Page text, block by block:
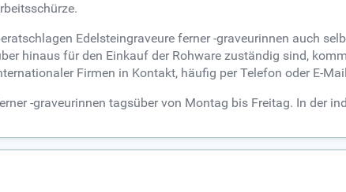
Edelsteingraveure ferner -graveurinnen auch
hinaus für den Einkauf der Rohware zuständig sind,
Firmen in Kontakt, häufig per Telefon oder E-
-graveurinnen tagsüber von Montag bis Freitag. In der